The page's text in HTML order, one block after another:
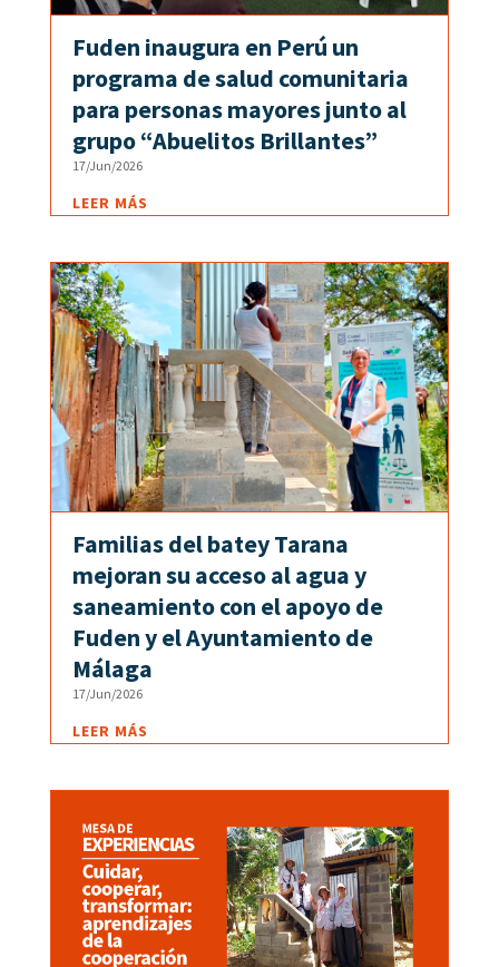
Fuden inaugura en Perú un
programa de salud comunitaria
para personas mayores junto al
grupo “Abuelitos Brillantes”
17/Jun/2026
LEER MÁS
Familias del batey Tarana
mejoran su acceso al agua y
saneamiento con el apoyo de
Fuden y el Ayuntamiento de
Málaga
17/Jun/2026
LEER MÁS